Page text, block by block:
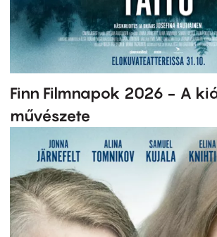
Finn Filmnapok 2026 - A
művészete